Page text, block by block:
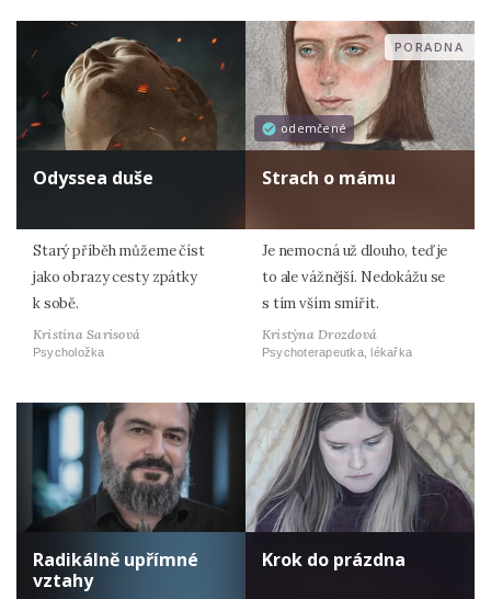
Odyssea duše
Starý příběh můžeme číst
jako obrazy cesty zpátky
k sobě.
Kristina Sarisová
Psycholožka
odemčené
PORADNA
Strach o mámu
Je nemocná už dlouho, teď je
to ale vážnější. Nedokážu se
s tím vším smířit.
Kristýna Drozdová
Psychoterapeutka, lékařka
Radikálně upřímné
vztahy
Krok do prázdna